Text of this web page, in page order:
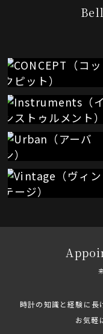
時計の知識と経験に長
お気軽